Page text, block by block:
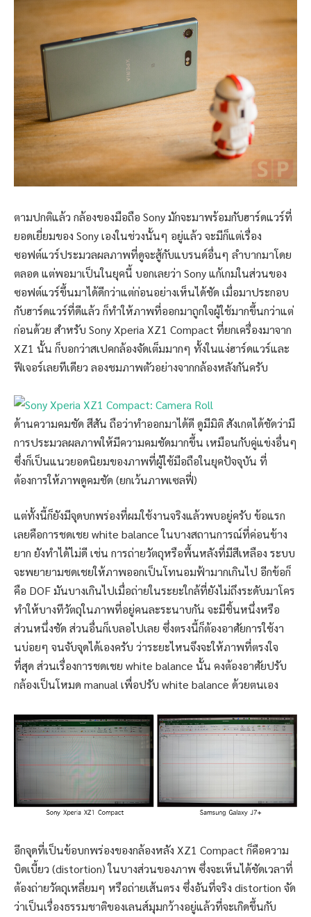
ตามปกติแล้ว กล้องของมือถือ Sony มักจะมาพร้อมกับฮาร์ดแวร์ที่
ยอดเยี่ยมของ Sony เองในช่วงนั้นๆ อยู่แล้ว จะมีก็แต่เรื่อง
ซอฟต์แวร์ประมวลผลภาพที่ดูจะสู้กับแบรนด์อื่นๆ ลำบากมาโดย
ตลอด แต่พอมาเป็นในยุคนี้ บอกเลยว่า Sony แก้เกมในส่วนของ
ซอฟต์แวร์ขึ้นมาได้ดีกว่าแต่ก่อนอย่างเห็นได้ชัด เมื่อมาประกอบ
กับฮาร์ดแวร์ที่ดีแล้ว ก็ทำให้ภาพที่ออกมาถูกใจผู้ใช้มากขึ้นกว่าแต่
ก่อนด้วย สำหรับ Sony Xperia XZ1 Compact ที่ยกเครื่องมาจาก
XZ1 นั้น ก็บอกว่าสเปคกล้องจัดเต็มมากๆ ทั้งในแง่ฮาร์ดแวร์และ
ฟีเจอร์เลยทีเดียว ลองชมภาพตัวอย่างจากกล้องหลังกันครับ
ด้านความคมชัด สีสัน ถือว่าทำออกมาได้ดี ดูมีมิติ สังเกตได้ชัดว่ามี
การประมวลผลภาพให้มีความคมชัดมากขึ้น เหมือนกับคู่แข่งอื่นๆ
ซึ่งก็เป็นแนวยอดนิยมของภาพที่ผู้ใช้มือถือในยุคปัจจุบัน ที่
ต้องการให้ภาพดูคมชัด (ยกเว้นภาพเซลฟี่)
แต่ทั้งนี้ก็ยังมีจุดบกพร่องที่ผมใช้งานจริงแล้วพบอยู่ครับ ข้อแรก
เลยคือการชดเชย white balance ในบางสถานการณ์ที่ค่อนข้าง
ยาก ยังทำได้ไม่ดี เช่น การถ่ายวัตถุหรือพื้นหลังที่มีสีเหลือง ระบบ
จะพยายามชดเชยให้ภาพออกเป็นโทนอมฟ้ามากเกินไป อีกข้อก็
คือ DOF มันบางเกินไปเมื่อถ่ายในระยะใกล้ที่ยังไม่ถึงระดับมาโคร
ทำให้บางทีวัตถุในภาพที่อยู่คนละระนาบกัน จะมีชิ้นหนึ่งหรือ
ส่วนหนึ่งชัด ส่วนอื่นก็เบลอไปเลย ซึ่งตรงนี้ก็ต้องอาศัยการใช้งา
นบ่อยๆ จนจับจุดได้เองครับ ว่าระยะไหนจึงจะให้ภาพที่ตรงใจ
ที่สุด ส่วนเรื่องการชดเชย white balance นั้น คงต้องอาศัยปรับ
กล้องเป็นโหมด manual เพื่อปรับ white balance ด้วยตนเอง
อีกจุดที่เป็นข้อบกพร่องของกล้องหลัง XZ1 Compact ก็คือความ
บิดเบี้ยว (distortion) ในบางส่วนของภาพ ซึ่งจะเห็นได้ชัดเวลาที่
ต้องถ่ายวัตถุเหลี่ยมๆ หรือถ่ายเส้นตรง ซึ่งอันที่จริง distortion จัด
ว่าเป็นเรื่องธรรมชาติของเลนส์มุมกว้างอยู่แล้วที่จะเกิดขึ้นกับ